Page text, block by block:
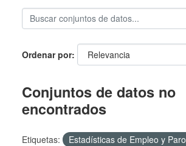
Ordenar por
Conjuntos de datos no
encontrados
Etiquetas:
Estadísticas de Empleo y Paro